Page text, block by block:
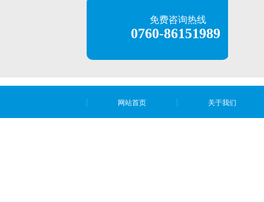
免费咨询热线
0760-86151989
网站首页 关于我们